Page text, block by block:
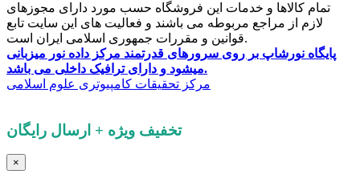
تمام کالاها و خدمات این فروشگاه حسب مورد دارای مجوزهای
لازم از مراجع مربوطه می باشند و فعالیت های این سایت تابع
قوانین و مقررات جمهوری اسلامی ایران است.
پایگاه نورشاپ بر روی سرورهای قدرتمند مرکز داده نور میزبانی
میشود و دارای ترافیک داخلی می باشد.
مرکز تحقیقات کامپیوتری علوم اسلامی
تخفیف ویژه + ارسال رایگان
×